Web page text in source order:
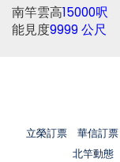
南竿雲高15000呎
能見度9999 公尺
立榮訂票 華信訂票
北竿動態